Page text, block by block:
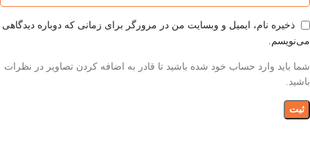
ذخیره نام، ایمیل و وبسایت من در مرورگر برای زمانی که دوباره دیدگاهی
می‌نویسم.
شما باید وارد حساب خود شده باشید تا قادر به اضافه کردن تصاویر در نظرات
باشید.